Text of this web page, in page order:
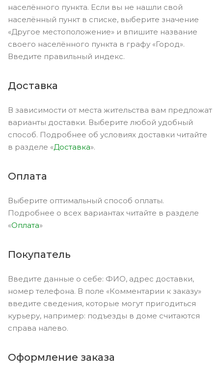
населённого пункта. Если вы не нашли свой
населённый пункт в списке, выберите значение
«Другое местоположение» и впишите название
своего населённого пункта в графу «Город».
Введите правильный индекс.
Доставка
В зависимости от места жительства вам предложат
варианты доставки. Выберите любой удобный
способ. Подробнее об условиях доставки читайте
в разделе «Доставка».
Оплата
Выберите оптимальный способ оплаты.
Подробнее о всех вариантах читайте в разделе
«Оплата»
Покупатель
Введите данные о себе: ФИО, адрес доставки,
номер телефона. В поле «Комментарии к заказу»
введите сведения, которые могут пригодиться
курьеру, например: подъезды в доме считаются
справа налево.
Оформление заказа